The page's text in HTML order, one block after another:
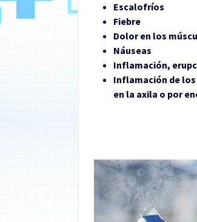
Escalofríos
Fiebre
Dolor en los
Náuseas
Inflamación,
Inflamación de
en la axila o por